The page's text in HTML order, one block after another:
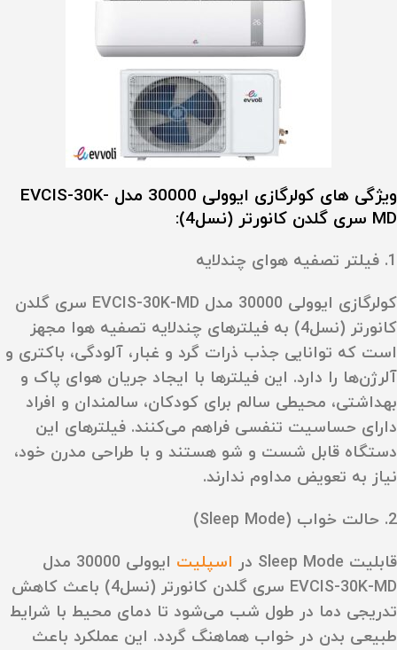
ویژگی های کولرگازی ایوولی 30000 مدل EVCIS-30K-
MD سری گلدن کانورتر (نسل4):
1. فیلتر تصفیه هوای چندلایه
کولرگازی ایوولی 30000 مدل EVCIS-30K-MD سری گلدن
کانورتر (نسل4) به فیلترهای چندلایه تصفیه هوا مجهز
است که توانایی جذب ذرات گرد و غبار، آلودگی‌، باکتری‌ و
آلرژن‌ها را دارد. این فیلترها با ایجاد جریان هوای پاک و
بهداشتی، محیطی سالم برای کودکان، سالمندان و افراد
دارای حساسیت تنفسی فراهم می‌کنند. فیلترهای این
دستگاه قابل شست‌ و شو هستند و با طراحی مدرن خود،
نیاز به تعویض مداوم ندارند.
2. حالت خواب (Sleep Mode)
قابلیت Sleep Mode در
اسپلیت
ایوولی 30000 مدل
EVCIS-30K-MD سری گلدن کانورتر (نسل4) باعث کاهش
تدریجی دما در طول شب می‌شود تا دمای محیط با شرایط
طبیعی بدن در خواب هماهنگ گردد. این عملکرد باعث